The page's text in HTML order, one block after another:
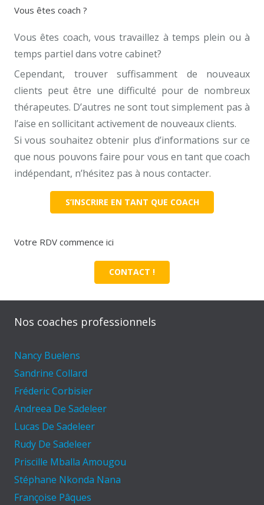
Vous êtes coach ?
Vous êtes coach, vous travaillez à temps plein ou à
temps partiel dans votre cabinet?
Cependant, trouver suffisamment de nouveaux
clients peut être une difficulté pour de nombreux
thérapeutes. D’autres ne sont tout simplement pas à
l’aise en sollicitant activement de nouveaux clients.
Si vous souhaitez obtenir plus d’informations sur ce
que nous pouvons faire pour vous en tant que coach
indépendant, n’hésitez pas à nous contacter.
S’INSCRIRE EN TANT QUE COACH
Votre RDV commence ici
CONTACT !
Nos coaches professionnels
Nancy Buelens
Sandrine Collard
Fréderic Corbisier
Andreea De Sadeleer
Lucas De Sadeleer
Rudy De Sadeleer
Priscille Mballa Amougou
Stéphane Nkonda Nana
Françoise Pâques